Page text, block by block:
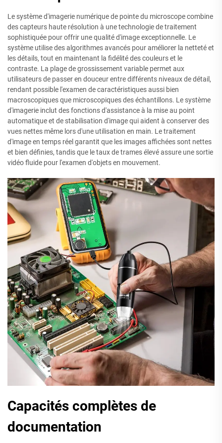
Le système d'imagerie numérique de pointe du microscope combine
des capteurs haute résolution à une technologie de traitement
sophistiquée pour offrir une qualité d'image exceptionnelle. Le
système utilise des algorithmes avancés pour améliorer la netteté et
les détails, tout en maintenant la fidélité des couleurs et le
contraste. La plage de grossissement variable permet aux
utilisateurs de passer en douceur entre différents niveaux de détail,
rendant possible l'examen de caractéristiques aussi bien
macroscopiques que microscopiques des échantillons. Le système
d'imagerie inclut des fonctions d'assistance à la mise au point
automatique et de stabilisation d'image qui aident à conserver des
vues nettes même lors d'une utilisation en main. Le traitement
d'image en temps réel garantit que les images affichées sont nettes
et bien définies, tandis que le taux de trames élevé assure une sortie
vidéo fluide pour l'examen d'objets en mouvement.
Capacités complètes de
documentation